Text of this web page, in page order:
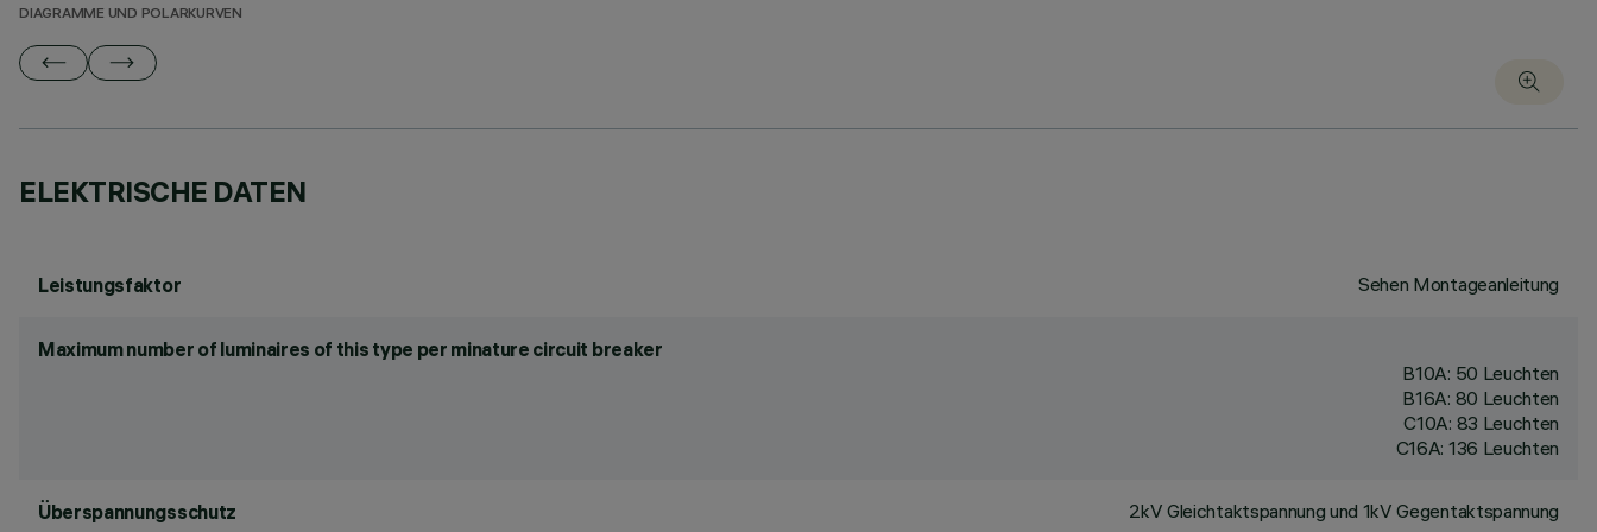
DIAGRAMME UND POLARKURVEN
ELEKTRISCHE DATEN
Leistungsfaktor Sehen Montageanleitung
Maximum number of luminaires of this type per minature circuit breaker
B10A: 50 Leuchten
B16A: 80 Leuchten
C10A: 83 Leuchten
C16A: 136 Leuchten
Überspannungsschutz 2kV Gleichtaktspannung und 1kV Gegentaktspannung